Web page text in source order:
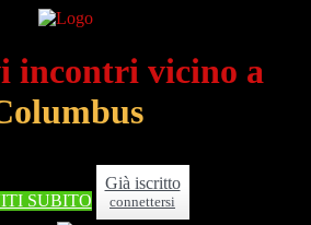
incontri vicino a
SUBITO
Già iscritto
connettersi